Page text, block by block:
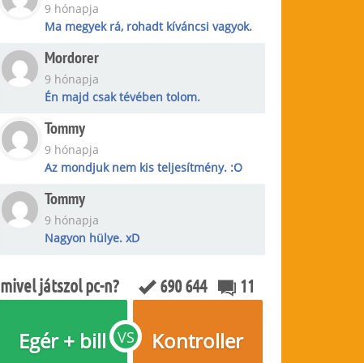
9 hónapja
Ma megyek rá, rohadt kíváncsi vagyok.
Mordorer
9 hónapja
Én majd csak tévében tolom.
Tommy
9 hónapja
Az mondjuk nem kis teljesítmény. :O
Tommy
9 hónapja
Nagyon hülye. xD
mivel játszol pc-n? 690 644 11
VS
Egér + bill Kontroller